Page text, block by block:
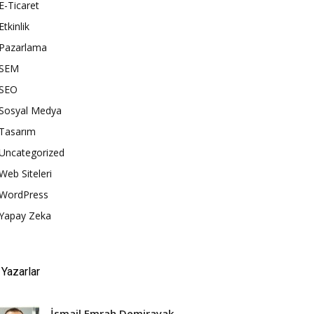
E-Ticaret
Etkinlik
Pazarlama
Medya
Tasarım
Siteleri
Zeka
Yazarlar